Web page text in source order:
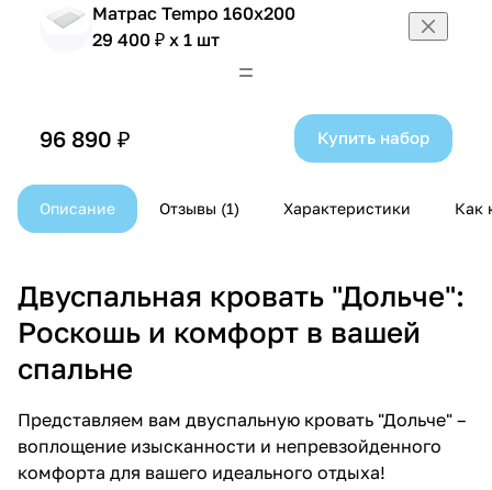
Матрас Tempo 160x200
29 400 ₽ x 1 шт
96 890 ₽ Купить набор
Описание Отзывы 1 Характеристики Как
Двуспальная кровать "Дольче":
Роскошь и комфорт в вашей
спальне
Представляем вам двуспальную кровать "Дольче" –
воплощение изысканности и непревзойденного
комфорта для вашего идеального отдыха!